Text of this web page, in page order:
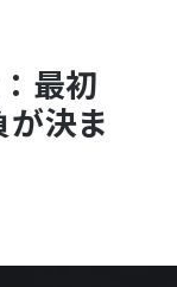
最初
決ま